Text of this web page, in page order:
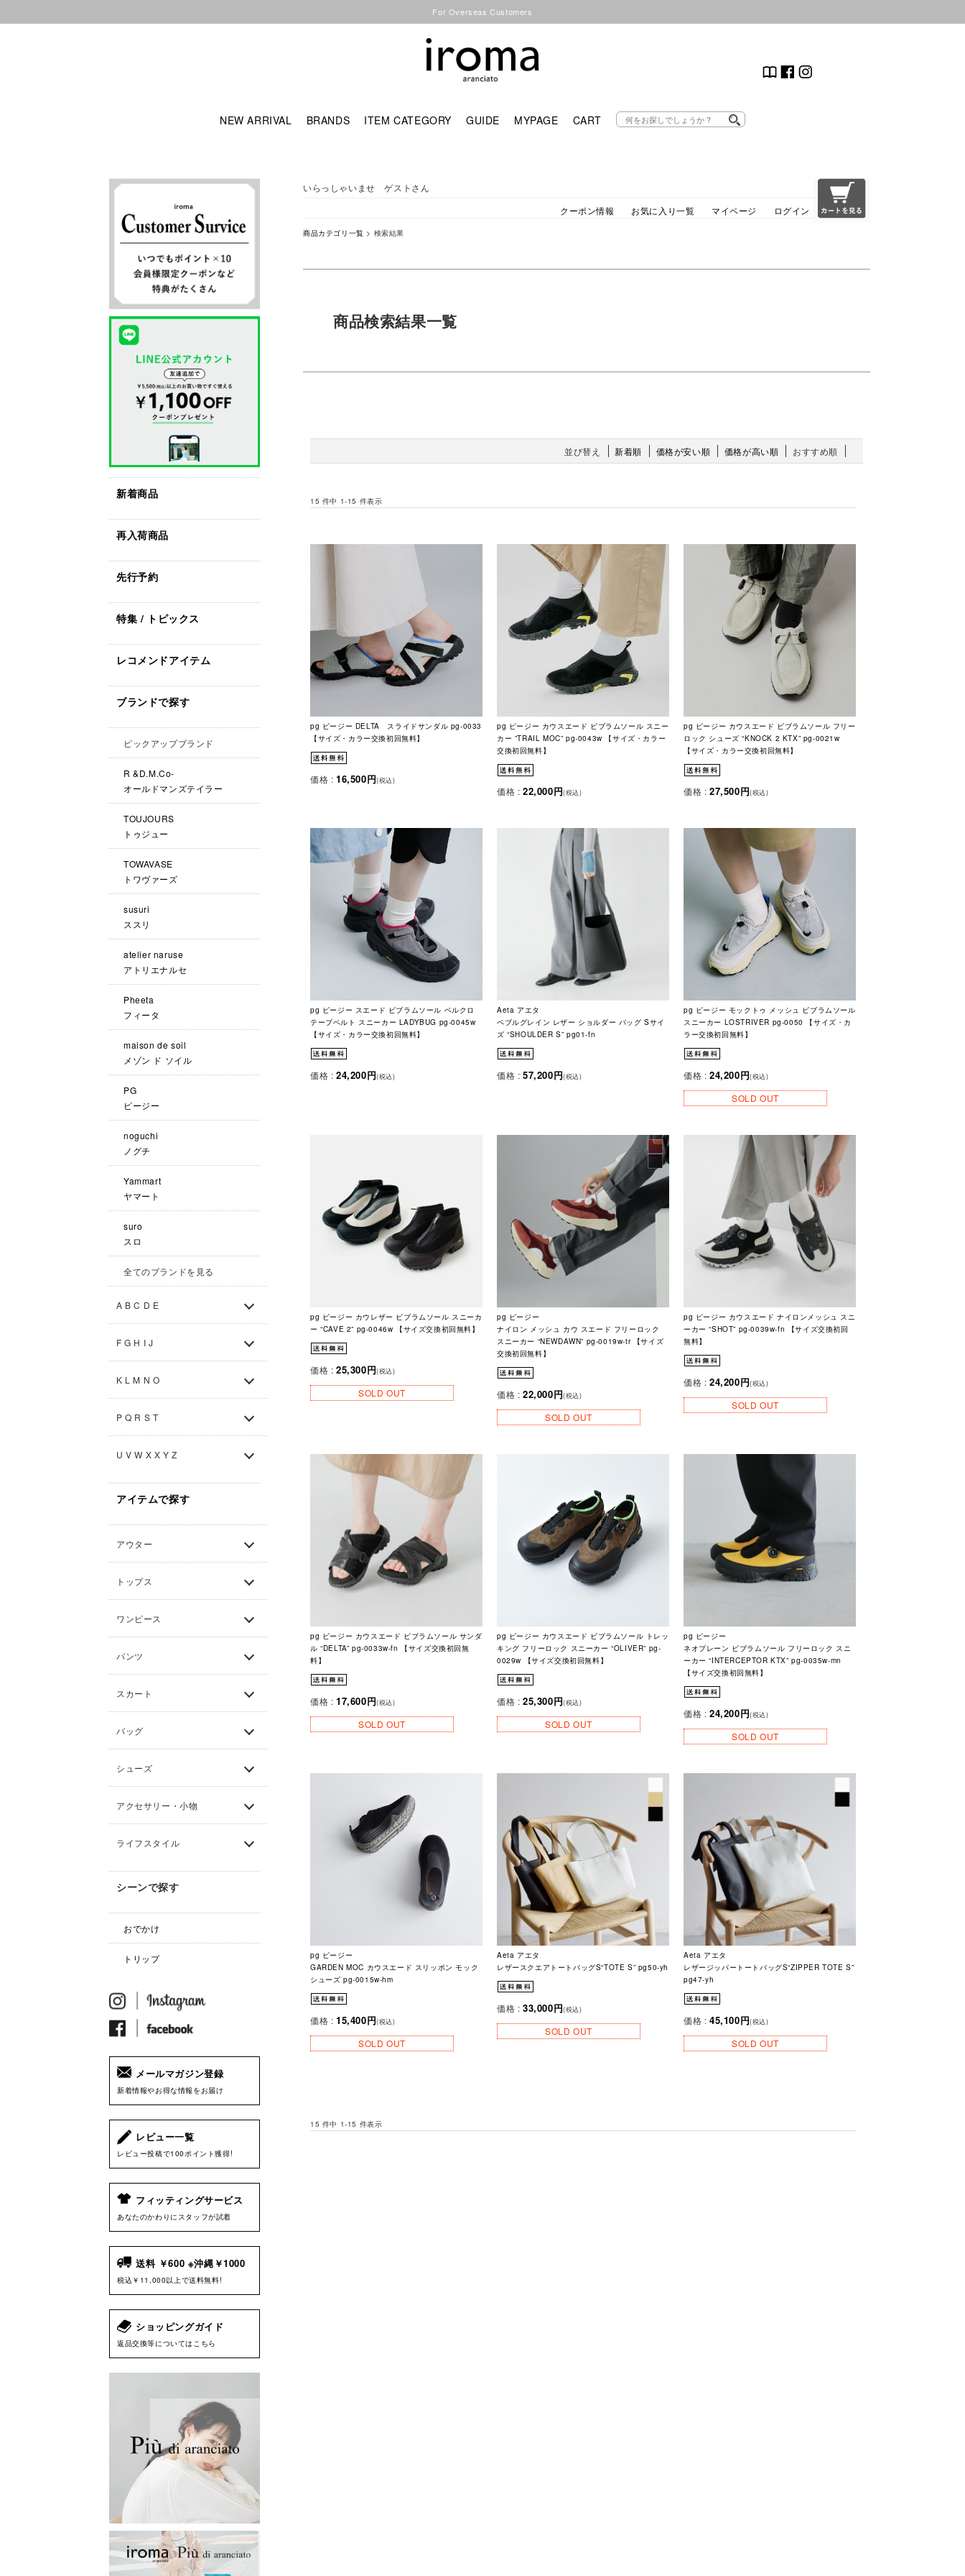
For Overseas Customers
NEW ARRIVAL BRANDS ITEM CATEGORY GUIDE MYPAGE CART
新着商品
再入荷商品
先行予約
特集 / トピックス
レコメンドアイテム
ブランドで探す
ピックアップブランド
R &D.M.Co-
オールドマンズテイラー
TOUJOURS
トゥジュー
TOWAVASE
トワヴァーズ
susuri
ススリ
atelier naruse
アトリエナルセ
Pheeta
フィータ
maison de soil
メゾン ド ソイル
PG
ピージー
noguchi
ノグチ
Yammart
ヤマート
suro
スロ
全てのブランドを見る
A B C D E
F G H I J
K L M N O
P Q R S T
U V W X X Y Z
アイテムで探す
アウター
トップス
ワンピース
パンツ
スカート
バッグ
シューズ
アクセサリー・小物
ライフスタイル
シーンで探す
おでかけ
トリップ
メールマガジン登録
新着情報やお得な情報をお届け
レビュー一覧
レビュー投稿で100ポイント獲得!
フィッティングサービス
あなたのかわりにスタッフが試着
送料 ￥600 ※沖縄￥1000
税込￥11,000以上で送料無料!
ショッピングガイド
返品交換等についてはこちら
いらっしゃいませ ゲストさん
クーポン情報
お気に入り一覧 マイページ ログイン
商品カテゴリ一覧 > 検索結果
商品検索結果一覧
並び替え 新着順 価格が安い順 価格が高い順 おすすめ順
15 件中 1-15 件表示
pg ピージー DELTA スライドサンダル pg-0033
【サイズ・カラー交換初回無料】
価格 : 16,500円(税込)
pg ピージー カウスエード ビブラムソール スニー
カー ”TRAIL MOC” pg-0043w 【サイズ・カラー
交換初回無料】
価格 : 22,000円(税込)
pg ピージー カウスエード ビブラムソール フリー
ロック シューズ “KNOCK 2 KTX” pg-0021w
【サイズ・カラー交換初回無料】
価格 : 27,500円(税込)
pg ピージー スエード ビブラムソール ベルクロ
テープベルト スニーカー LADYBUG pg-0045w
【サイズ・カラー交換初回無料】
価格 : 24,200円(税込)
Aeta アエタ
ペブルグレイン レザー ショルダー バッグ Sサイ
ズ “SHOULDER S” pg01-fn
価格 : 57,200円(税込)
pg ピージー モックトゥ メッシュ ビブラムソール
スニーカー LOSTRIVER pg-0050 【サイズ・カ
ラー交換初回無料】
価格 : 24,200円(税込)
SOLD OUT
pg ピージー カウレザー ビブラムソール スニーカ
ー “CAVE 2” pg-0046w 【サイズ交換初回無料】
価格 : 25,300円(税込)
SOLD OUT
pg ピージー
ナイロン メッシュ カウ スエード フリーロック
スニーカー “NEWDAWN” pg-0019w-tr 【サイズ
交換初回無料】
価格 : 22,000円(税込)
SOLD OUT
pg ピージー カウスエード ナイロンメッシュ スニ
ーカー “SHOT” pg-0039w-fn 【サイズ交換初回
無料】
価格 : 24,200円(税込)
SOLD OUT
pg ピージー カウスエード ビブラムソール サンダ
ル “DELTA” pg-0033w-fn 【サイズ交換初回無
料】
価格 : 17,600円(税込)
SOLD OUT
pg ピージー カウスエード ビブラムソール トレッ
キング フリーロック スニーカー “OLIVER” pg-
0029w 【サイズ交換初回無料】
価格 : 25,300円(税込)
SOLD OUT
pg ピージー
ネオプレーン ビブラムソール フリーロック スニ
ーカー “INTERCEPTOR KTX” pg-0035w-mn
【サイズ交換初回無料】
価格 : 24,200円(税込)
SOLD OUT
pg ピージー
GARDEN MOC カウスエード スリッポン モック
シューズ pg-0015w-hm
価格 : 15,400円(税込)
SOLD OUT
Aeta アエタ
レザースクエアトートバッグS“TOTE S” pg50-yh
価格 : 33,000円(税込)
SOLD OUT
Aeta アエタ
レザージッパートートバッグS“ZIPPER TOTE S”
pg47-yh
価格 : 45,100円(税込)
SOLD OUT
15 件中 1-15 件表示